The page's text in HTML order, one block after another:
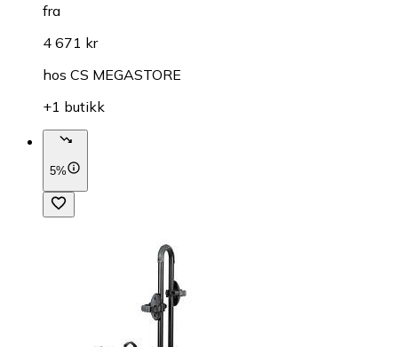
fra
4 671 kr
hos CS MEGASTORE
+1 butikk
5%